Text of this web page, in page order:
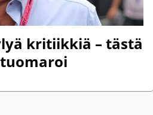
kritiikkiä – tästä